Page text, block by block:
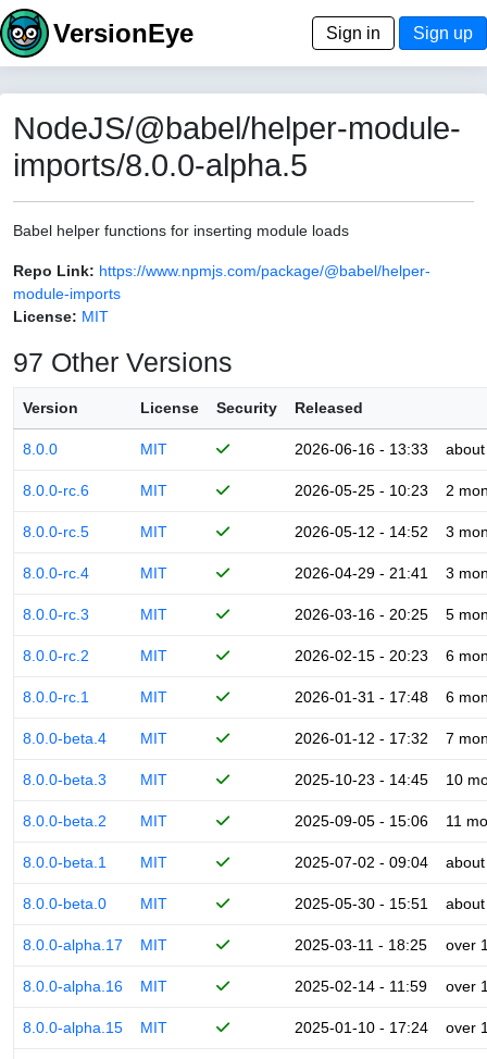
VersionEye Sign in Sign up
NodeJS/@babel/helper-module-
imports/8.0.0-alpha.5
Babel helper functions for inserting module loads
Repo Link: https://www.npmjs.com/package/@babel/helper-
module-imports
License: MIT
97 Other Versions
Version License Security Released
8.0.0 MIT 2026-06-16 - 13:33
8.0.0-rc.6 MIT 2026-05-25 - 10:23 2
8.0.0-rc.5 MIT 2026-05-12 - 14:52 3
8.0.0-rc.4 MIT 2026-04-29 - 21:41 3
8.0.0-rc.3 MIT 2026-03-16 - 20:25 5
8.0.0-rc.2 MIT 2026-02-15 - 20:23 6
8.0.0-rc.1 MIT 2026-01-31 - 17:48 6
8.0.0-beta.4 MIT 2026-01-12 - 17:32 7
8.0.0-beta.3 MIT 2025-10-23 - 14:45 10
8.0.0-beta.2 MIT 2025-09-05 - 15:06 11
8.0.0-beta.1 MIT 2025-07-02 - 09:04
8.0.0-beta.0 MIT 2025-05-30 - 15:51
8.0.0-alpha.17 MIT 2025-03-11 - 18:25 over
8.0.0-alpha.16 MIT 2025-02-14 - 11:59 over
8.0.0-alpha.15 MIT 2025-01-10 - 17:24 over